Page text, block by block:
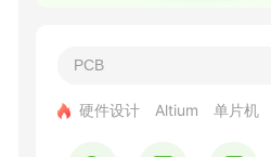
硬件设计 Altium 单片机